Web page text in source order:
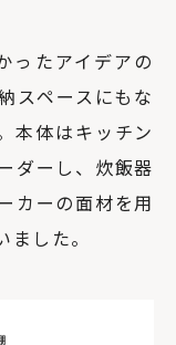
ったアイデアの
スペースにもな
本体はキッチン
ダーし、炊飯器
カーの面材を用
した。